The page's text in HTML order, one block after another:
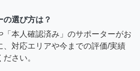
の選び方は？
「本人確認済み」のサポーターがお
、対応エリアや今までの評価/実績
さい。